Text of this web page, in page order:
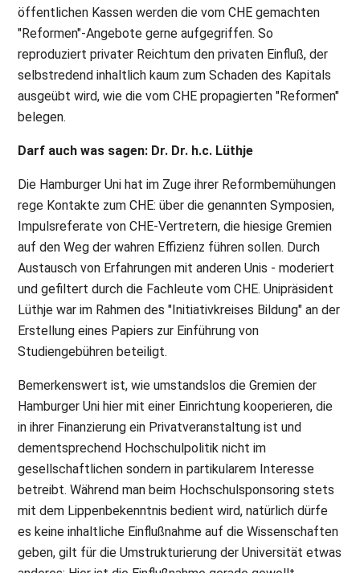
öffentlichen Kassen werden die vom CHE gemachten
"Reformen"-Angebote gerne aufgegriffen. So
reproduziert privater Reichtum den privaten Einfluß, der
selbstredend inhaltlich kaum zum Schaden des Kapitals
ausgeübt wird, wie die vom CHE propagierten "Reformen"
belegen.
Darf auch was sagen: Dr. Dr. h.c. Lüthje
Die Hamburger Uni hat im Zuge ihrer Reformbemühungen
rege Kontakte zum CHE: über die genannten Symposien,
Impulsreferate von CHE-Vertretern, die hiesige Gremien
auf den Weg der wahren Effizienz führen sollen. Durch
Austausch von Erfahrungen mit anderen Unis - moderiert
und gefiltert durch die Fachleute vom CHE. Unipräsident
Lüthje war im Rahmen des "Initiativkreises Bildung" an der
Erstellung eines Papiers zur Einführung von
Studiengebühren beteiligt.
Bemerkenswert ist, wie umstandslos die Gremien der
Hamburger Uni hier mit einer Einrichtung kooperieren, die
in ihrer Finanzierung ein Privatveranstaltung ist und
dementsprechend Hochschulpolitik nicht im
gesellschaftlichen sondern in partikularem Interesse
betreibt. Während man beim Hochschulsponsoring stets
mit dem Lippenbekenntnis bedient wird, natürlich dürfe
es keine inhaltliche Einflußnahme auf die Wissenschaften
geben, gilt für die Umstrukturierung der Universität etwas